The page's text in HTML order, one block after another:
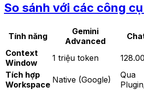
So sánh với các công
Tính năng
Gemini
Advanced
Context
Window
1 triệu token
Tích hợp
Workspace Native (Google)
Qua